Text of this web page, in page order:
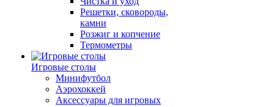
Решетки, сковороды,
камни
Розжиг и копчение
Термометры
Игровые столы
Минифутбол
Аэрохоккей
Аксессуары для игровых